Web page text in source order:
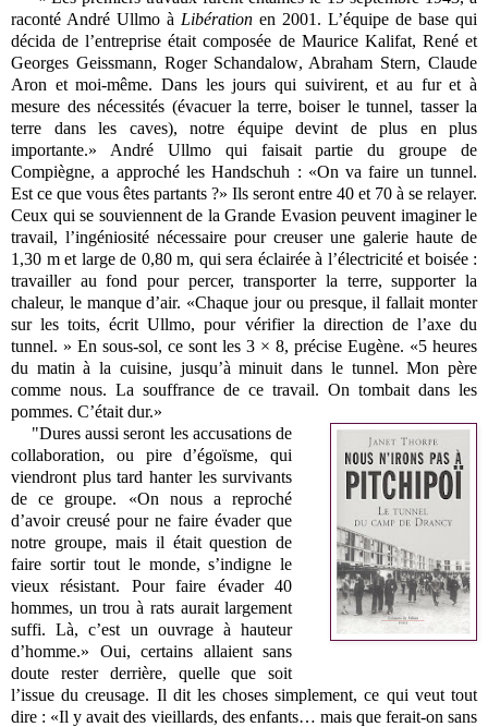
raconté André Ullmo à Libération en 2001. L’équipe de base qui
décida de l’entreprise était composée de Maurice Kalifat, René et
Georges Geissmann, Roger Schandalow, Abraham Stern, Claude
Aron et moi-même. Dans les jours qui suivirent, et au fur et à
mesure des nécessités (évacuer la terre, boiser le tunnel, tasser la
terre dans les caves), notre équipe devint de plus en plus
importante.» André Ullmo qui faisait partie du groupe de
Compiègne, a approché les Handschuh : «On va faire un tunnel.
Est ce que vous êtes partants ?» Ils seront entre 40 et 70 à se relayer.
Ceux qui se souviennent de la Grande Evasion peuvent imaginer le
travail, l’ingéniosité nécessaire pour creuser une galerie haute de
1,30 m et large de 0,80 m, qui sera éclairée à l’électricité et boisée :
travailler au fond pour percer, transporter la terre, supporter la
chaleur, le manque d’air. «Chaque jour ou presque, il fallait monter
sur les toits, écrit Ullmo, pour vérifier la direction de l’axe du
tunnel. » En sous-sol, ce sont les 3 × 8, précise Eugène. «5 heures
du matin à la cuisine, jusqu’à minuit dans le tunnel. Mon père
comme nous. La souffrance de ce travail. On tombait dans les
pommes. C’était dur.»
"Dures aussi seront les accusations de
collaboration, ou pire d’égoïsme, qui
viendront plus tard hanter les survivants
de ce groupe. «On nous a reproché
d’avoir creusé pour ne faire évader que
notre groupe, mais il était question de
faire sortir tout le monde, s’indigne le
vieux résistant. Pour faire évader 40
hommes, un trou à rats aurait largement
suffi. Là, c’est un ouvrage à hauteur
d’homme.» Oui, certains allaient sans
doute rester derrière, quelle que soit
l’issue du creusage. Il dit les choses simplement, ce qui veut tout
dire : «Il y avait des vieillards, des enfants… mais que ferait-on sans